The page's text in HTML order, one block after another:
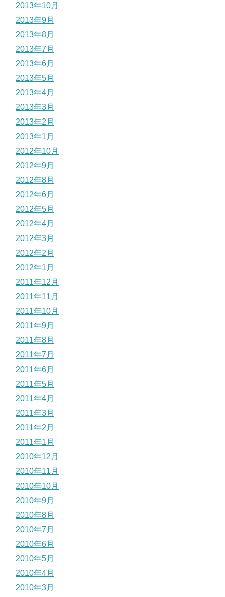
2013年10月
2013年9月
2013年8月
2013年7月
2013年6月
2013年5月
2013年4月
2013年3月
2013年2月
2013年1月
2012年10月
2012年9月
2012年8月
2012年6月
2012年5月
2012年4月
2012年3月
2012年2月
2012年1月
2011年12月
2011年11月
2011年10月
2011年9月
2011年8月
2011年7月
2011年6月
2011年5月
2011年4月
2011年3月
2011年2月
2011年1月
2010年12月
2010年11月
2010年10月
2010年9月
2010年8月
2010年7月
2010年6月
2010年5月
2010年4月
2010年3月